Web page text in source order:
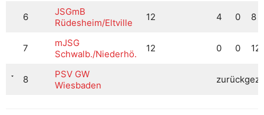
6
JSGmB
Rüdesheim/Eltville
12 4 0 8
7
mJSG
Schwalb./Niederhö.
12 0 0 12
8
PSV GW
Wiesbaden